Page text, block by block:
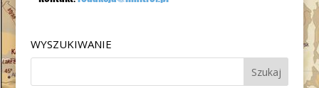
WYSZUKIWANIE